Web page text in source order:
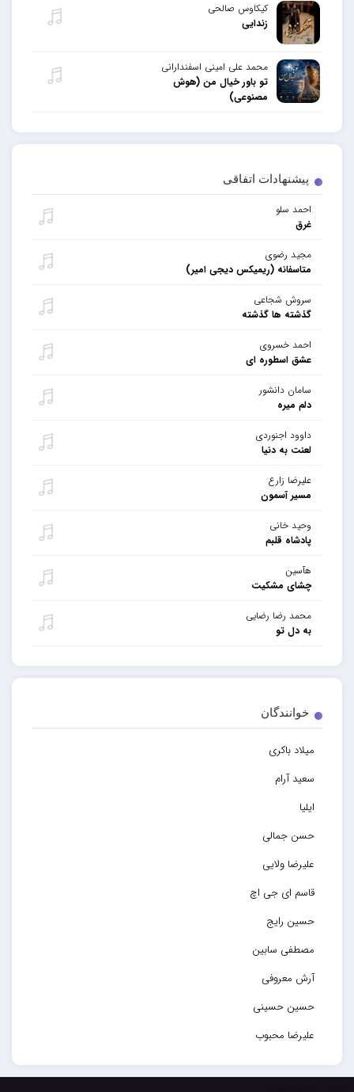
پیشنهادات اتفاقی
احمد سلو
غرق
مجید رضوی
متاسفانه (ریمیکس دیجی امیر)
سروش شجاعی
گذشته ها گذشته
احمد خسروی
عشق اسطوره ای
سامان دانشور
دلم میره
داوود اجنوردی
لعنت به دنیا
علیرضا زارع
مسیر آسمون
وحید خانی
پادشاه قلبم
هآسین
چشای مشکیت
محمد رضا رضایی
به دل تو
خوانندگان
میلاد باکری
سعید آرام
ایلیا
حسن جمالی
علیرضا ولایی
قاسم ای جی اچ
حسین رایج
مصطفی سابین
آرش معروفی
حسین حسینی
علیرضا محبوب
حسین حصارکی
کیکاوس صالحی
زندایی
محمد علی امینی اسفندارانی
تو باور خیال من (هوش
مصنوعی)